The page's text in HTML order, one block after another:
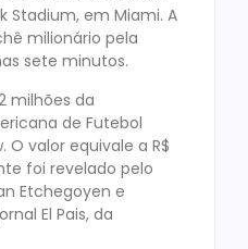
Stadium, em Miami. A
milionário pela
sete minutos.
milhões da
de Futebol
valor equivale a R$
foi revelado pelo
Etchegoyen e
El Pais, da